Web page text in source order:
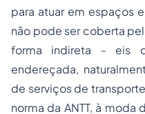
para atuar em espaços
não pode ser coberta
forma indireta - eis
endereçada,
de serviços de
norma da ANTT, à